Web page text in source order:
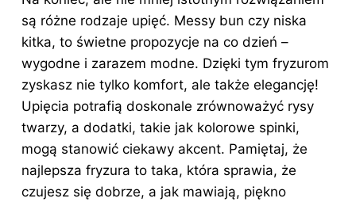
są różne rodzaje upięć. Messy bun czy niska
kitka, to świetne propozycje na co dzień –
wygodne i zarazem modne. Dzięki tym fryzurom
zyskasz nie tylko komfort, ale także elegancję!
Upięcia potrafią doskonale zrównoważyć rysy
twarzy, a dodatki, takie jak kolorowe spinki,
mogą stanowić ciekawy akcent. Pamiętaj, że
najlepsza fryzura to taka, która sprawia, że
czujesz się dobrze, a jak mawiają, piękno